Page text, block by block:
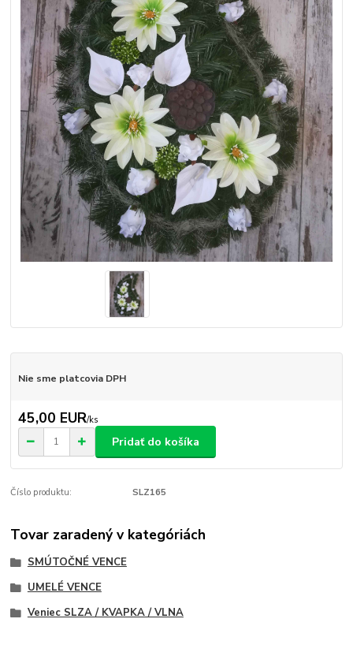
Nie sme platcovia DPH
45,00 EUR/ks
Pridať do košíka
Číslo produktu: SLZ165
Tovar zaradený v kategóriách
SMÚTOČNÉ VENCE
UMELÉ VENCE
Veniec SLZA / KVAPKA / VLNA